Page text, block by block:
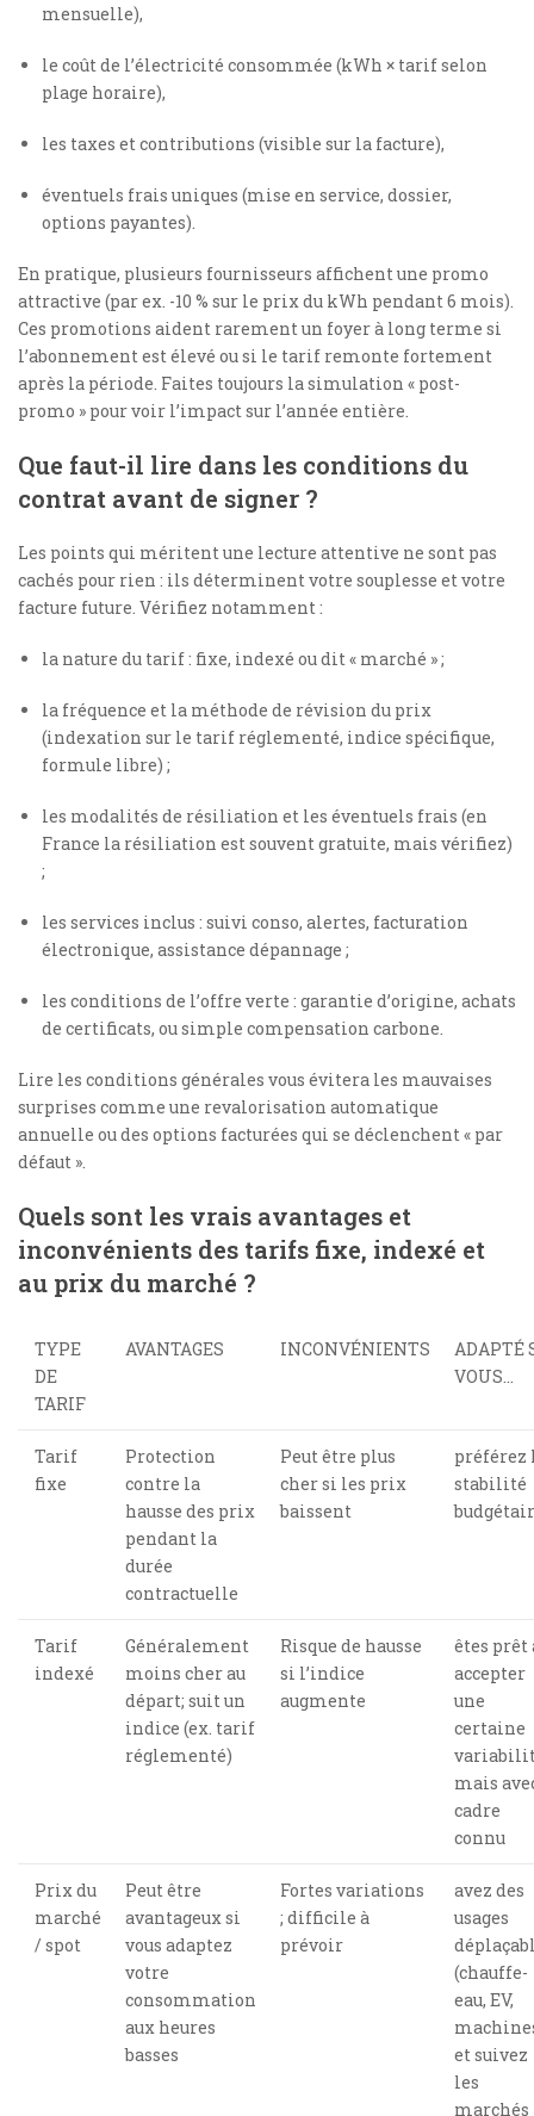
mensuelle),
le coût de l’électricité consommée (kWh × tarif selon
plage horaire),
les taxes et contributions (visible sur la facture),
éventuels frais uniques (mise en service, dossier,
options payantes).
En pratique, plusieurs fournisseurs affichent une promo
attractive (par ex. -10 % sur le prix du kWh pendant 6 mois).
Ces promotions aident rarement un foyer à long terme si
l’abonnement est élevé ou si le tarif remonte fortement
après la période. Faites toujours la simulation « post-
promo » pour voir l’impact sur l’année entière.
Que faut-il lire dans les conditions du
contrat avant de signer ?
Les points qui méritent une lecture attentive ne sont pas
cachés pour rien : ils déterminent votre souplesse et votre
facture future. Vérifiez notamment :
la nature du tarif : fixe, indexé ou dit « marché » ;
la fréquence et la méthode de révision du prix
(indexation sur le tarif réglementé, indice spécifique,
formule libre) ;
les modalités de résiliation et les éventuels frais (en
France la résiliation est souvent gratuite, mais vérifiez)
;
les services inclus : suivi conso, alertes, facturation
électronique, assistance dépannage ;
les conditions de l’offre verte : garantie d’origine, achats
de certificats, ou simple compensation carbone.
Lire les conditions générales vous évitera les mauvaises
surprises comme une revalorisation automatique
annuelle ou des options facturées qui se déclenchent « par
défaut ».
Quels sont les vrais avantages et
inconvénients des tarifs fixe, indexé et
au prix du marché ?
TYPE
DE
TARIF
AVANTAGES INCONVÉNIENTS
ADAPTÉ
VOUS…
Tarif
fixe
Protection
contre la
hausse des prix
pendant la
durée
contractuelle
Peut être plus
cher si les prix
baissent
préférez
stabilité
Tarif
indexé
Généralement
moins cher au
départ; suit un
indice (ex. tarif
réglementé)
Risque de hausse
si l’indice
augmente
êtes prêt
accepter
une
certaine
mais
cadre
connu
Prix du
marché
/ spot
Peut être
avantageux si
vous adaptez
votre
consommation
aux heures
basses
Fortes variations
; difficile à
prévoir
avez des
usages
(chauffe-
eau, EV,
et suivez
les
marchés